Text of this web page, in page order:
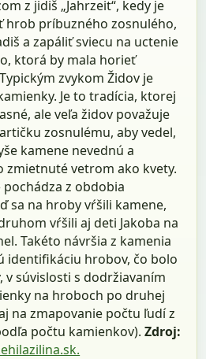
z jidiš „Jahrzeit“, kedy je
hrob príbuzného zosnulého,
a zapáliť sviecu na uctenie
ktorá by mala horieť
zvykom Židov je
Je to tradícia, ktorej
ale veľa židov považuje
zosnulému, aby vedel,
kamene nevednú a
zmietnuté vetrom ako kvety.
z obdobia
sa na hroby vŕšili kamene,
vŕšili aj deti Jakoba na
Takéto návršia z kamenia
identifikáciu hrobov, čo bolo
v súvislosti s dodržiavaním
na hroboch po druhej
na zmapovanie počtu ľudí z
počtu kamienkov).Zdroj: